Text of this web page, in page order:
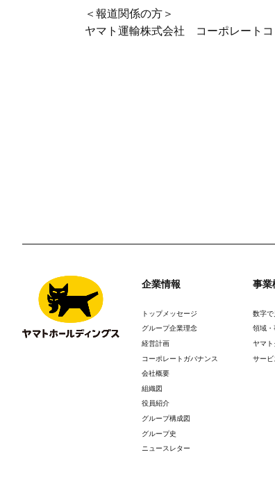
＜報道関係の方＞
ヤマト運輸株式会社 コーポレート
企業情報
トップメッセージ
グループ企業理念
経営計画
コーポレートガバナンス
会社概要
組織図
役員紹介
グループ構成図
グループ史
ニュースレター
事業
数字
領域
ヤマ
サー